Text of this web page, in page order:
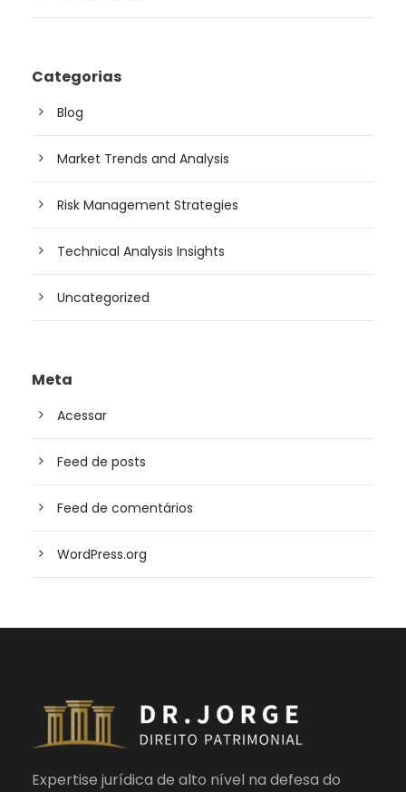
Categorias
Blog
Market Trends and Analysis
Risk Management Strategies
Technical Analysis Insights
Uncategorized
Meta
Acessar
Feed de posts
Feed de comentários
WordPress.org
Expertise jurídica de alto nível na defesa do